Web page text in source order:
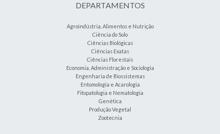
DEPARTAMENTOS
Agroindústria, Alimentos e Nutrição
Ciência do Solo
Ciências Biológicas
Ciências Exatas
Ciências Florestais
Economia, Administração e Sociologia
Engenharia de Biossistemas
Entomologia e Acarologia
Fitopatologia e Nematologia
Genética
Produção Vegetal
Zootecnia